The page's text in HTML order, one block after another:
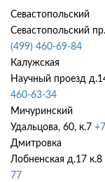
Севастопольский
Севастопольский
(499) 460-69-84
Калужская
Научный проезд
460-63-34
Мичуринский
Удальцова, 60, к.7
Дмитровка
Лобненская д.17 к.8
77